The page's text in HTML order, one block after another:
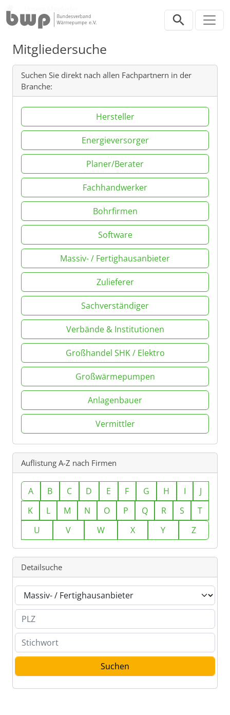
Mitgliedersuche
Suchen Sie direkt nach allen Fachpartnern in der
Branche:
Hersteller
Energieversorger
Planer/Berater
Fachhandwerker
Bohrfirmen
Software
Massiv- / Fertighausanbieter
Zulieferer
Sachverständiger
Verbände & Institutionen
Großhandel SHK / Elektro
Großwärmepumpen
Anlagenbauer
Vermittler
Auflistung A-Z nach Firmen
A B C D E F G H I
J
K
L M N O P Q R S
T
U
V W X Y Z
Detailsuche
Branche
PLZ
Stichwort